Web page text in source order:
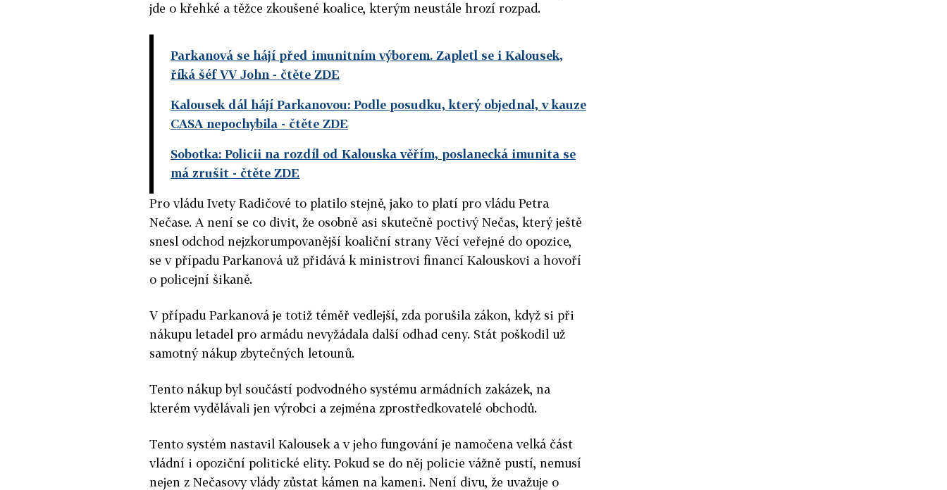
jde o křehké a těžce zkoušené koalice, kterým neustále hrozí rozpad.
Parkanová se hájí před imunitním výborem. Zapletl se i Kalousek,
říká šéf VV John - čtěte ZDE
Kalousek dál hájí Parkanovou: Podle posudku, který objednal, v kauze
CASA nepochybila - čtěte ZDE
Sobotka: Policii na rozdíl od Kalouska věřím, poslanecká imunita se
má zrušit - čtěte ZDE
Pro vládu Ivety Radičové to platilo stejně, jako to platí pro vládu Petra
Nečase. A není se co divit, že osobně asi skutečně poctivý Nečas, který ještě
snesl odchod nejzkorumpovanější koaliční strany Věcí veřejné do opozice,
se v případu Parkanová už přidává k ministrovi financí Kalouskovi a hovoří
o policejní šikaně.
V případu Parkanová je totiž téměř vedlejší, zda porušila zákon, když si při
nákupu letadel pro armádu nevyžádala další odhad ceny. Stát poškodil už
samotný nákup zbytečných letounů.
Tento nákup byl součástí podvodného systému armádních zakázek, na
kterém vydělávali jen výrobci a zejména zprostředkovatelé obchodů.
Tento systém nastavil Kalousek a v jeho fungování je namočena velká část
vládní i opoziční politické elity. Pokud se do něj policie vážně pustí, nemusí
nejen z Nečasovy vlády zůstat kámen na kameni. Není divu, že uvažuje o